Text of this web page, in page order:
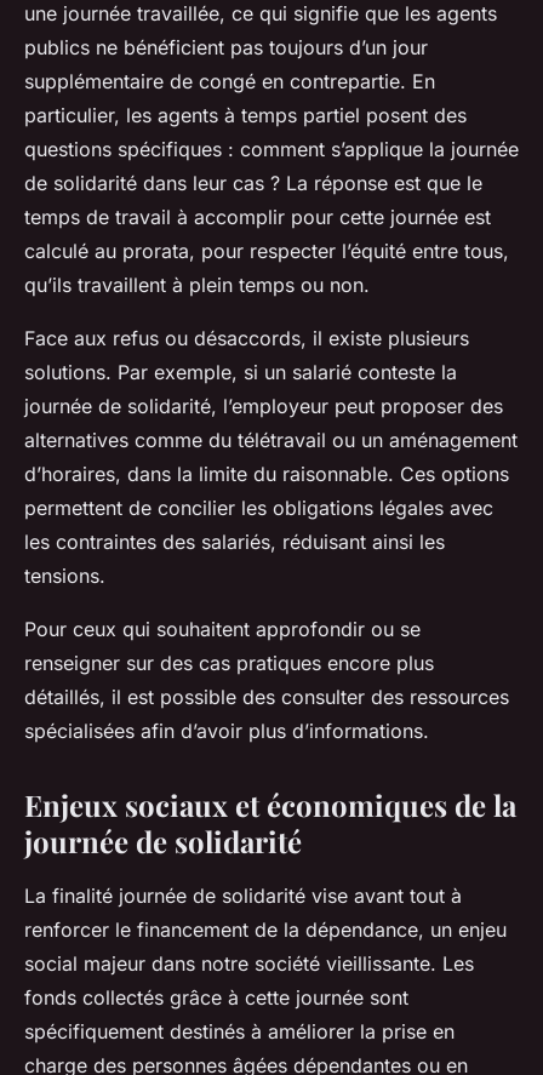
une journée travaillée, ce qui signifie que les agents
publics ne bénéficient pas toujours d’un jour
supplémentaire de congé en contrepartie. En
particulier, les agents à temps partiel posent des
questions spécifiques : comment s’applique la journée
de solidarité dans leur cas ? La réponse est que le
temps de travail à accomplir pour cette journée est
calculé au prorata, pour respecter l’équité entre tous,
qu’ils travaillent à plein temps ou non.
Face aux refus ou désaccords, il existe plusieurs
solutions. Par exemple, si un salarié conteste la
journée de solidarité, l’employeur peut proposer des
alternatives comme du télétravail ou un aménagement
d’horaires, dans la limite du raisonnable. Ces options
permettent de concilier les obligations légales avec
les contraintes des salariés, réduisant ainsi les
tensions.
Pour ceux qui souhaitent approfondir ou se
renseigner sur des cas pratiques encore plus
détaillés, il est possible des consulter des ressources
spécialisées afin d’avoir plus d’informations.
Enjeux sociaux et économiques de la
journée de solidarité
La finalité journée de solidarité vise avant tout à
renforcer le financement de la dépendance, un enjeu
social majeur dans notre société vieillissante. Les
fonds collectés grâce à cette journée sont
spécifiquement destinés à améliorer la prise en
charge des personnes âgées dépendantes ou en